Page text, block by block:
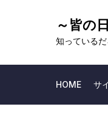
～皆の
知っているだ
HOME サ